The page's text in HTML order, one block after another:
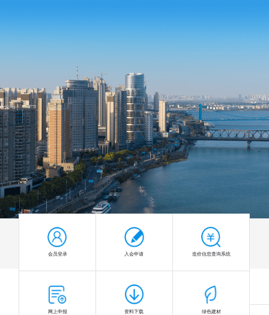
会员登录 入会申请 造价信息查询系统
网上申报 资料下载 绿色建材
首页 > 政策法规